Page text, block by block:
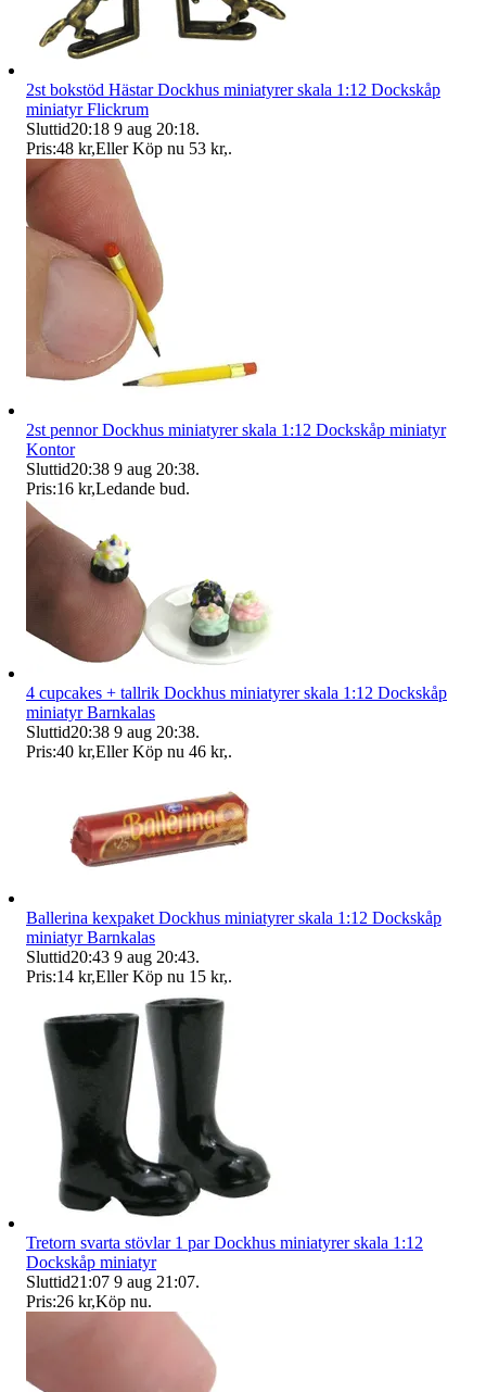
2st bokstöd Hästar Dockhus miniatyrer skala 1:12 Dockskåp
miniatyr Flickrum
Sluttid20:18 9 aug 20:18.
Pris:48 kr,Eller Köp nu 53 kr,.
2st pennor Dockhus miniatyrer skala 1:12 Dockskåp miniatyr
Kontor
Sluttid20:38 9 aug 20:38.
Pris:16 kr,Ledande bud.
4 cupcakes + tallrik Dockhus miniatyrer skala 1:12 Dockskåp
miniatyr Barnkalas
Sluttid20:38 9 aug 20:38.
Pris:40 kr,Eller Köp nu 46 kr,.
Ballerina kexpaket Dockhus miniatyrer skala 1:12 Dockskåp
miniatyr Barnkalas
Sluttid20:43 9 aug 20:43.
Pris:14 kr,Eller Köp nu 15 kr,.
Tretorn svarta stövlar 1 par Dockhus miniatyrer skala 1:12
Dockskåp miniatyr
Sluttid21:07 9 aug 21:07.
Pris:26 kr,Köp nu.